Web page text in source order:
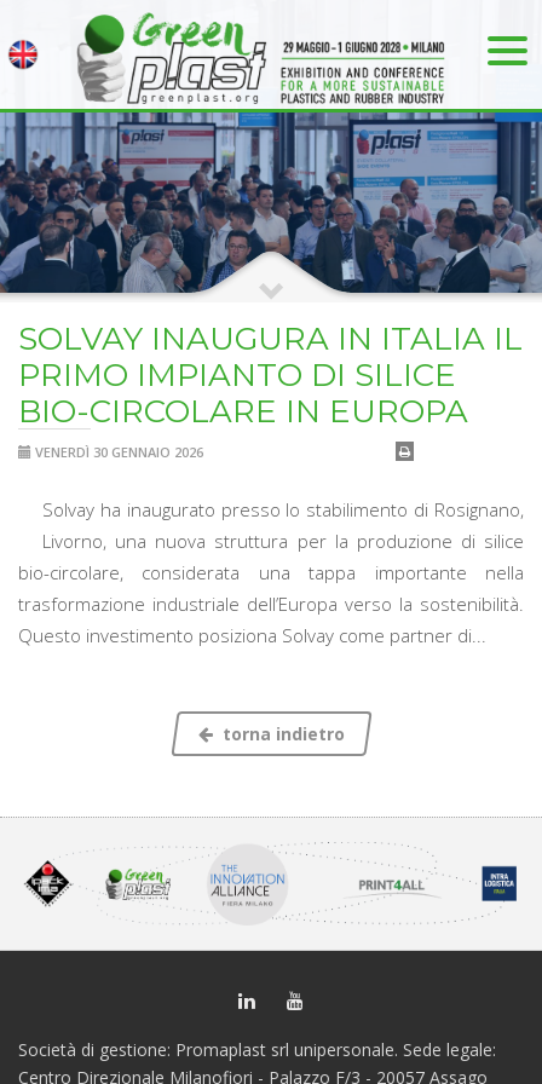
SOLVAY INAUGURA IN ITALIA IL
PRIMO IMPIANTO DI SILICE
BIO-CIRCOLARE IN EUROPA
VENERDÌ 30 GENNAIO 2026
Solvay ha inaugurato presso lo stabilimento di Rosignano,
Livorno, una nuova struttura per la produzione di silice
bio-circolare, considerata una tappa importante nella
trasformazione industriale dell’Europa verso la sostenibilità.
Questo investimento posiziona Solvay come partner di...
torna indietro
Società di gestione: Promaplast srl unipersonale. Sede legale:
Centro Direzionale Milanofiori - Palazzo F/3 - 20057 Assago